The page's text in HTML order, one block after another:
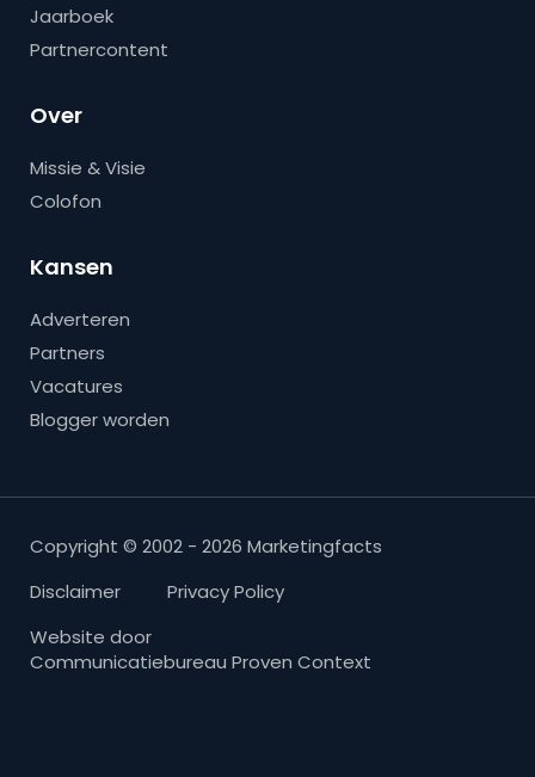
Jaarboek
Partnercontent
Over
Missie & Visie
Colofon
Kansen
Adverteren
Partners
Vacatures
Blogger worden
Copyright © 2002 - 2026 Marketingfacts
Disclaimer
Privacy Policy
Website door
Communicatiebureau Proven Context